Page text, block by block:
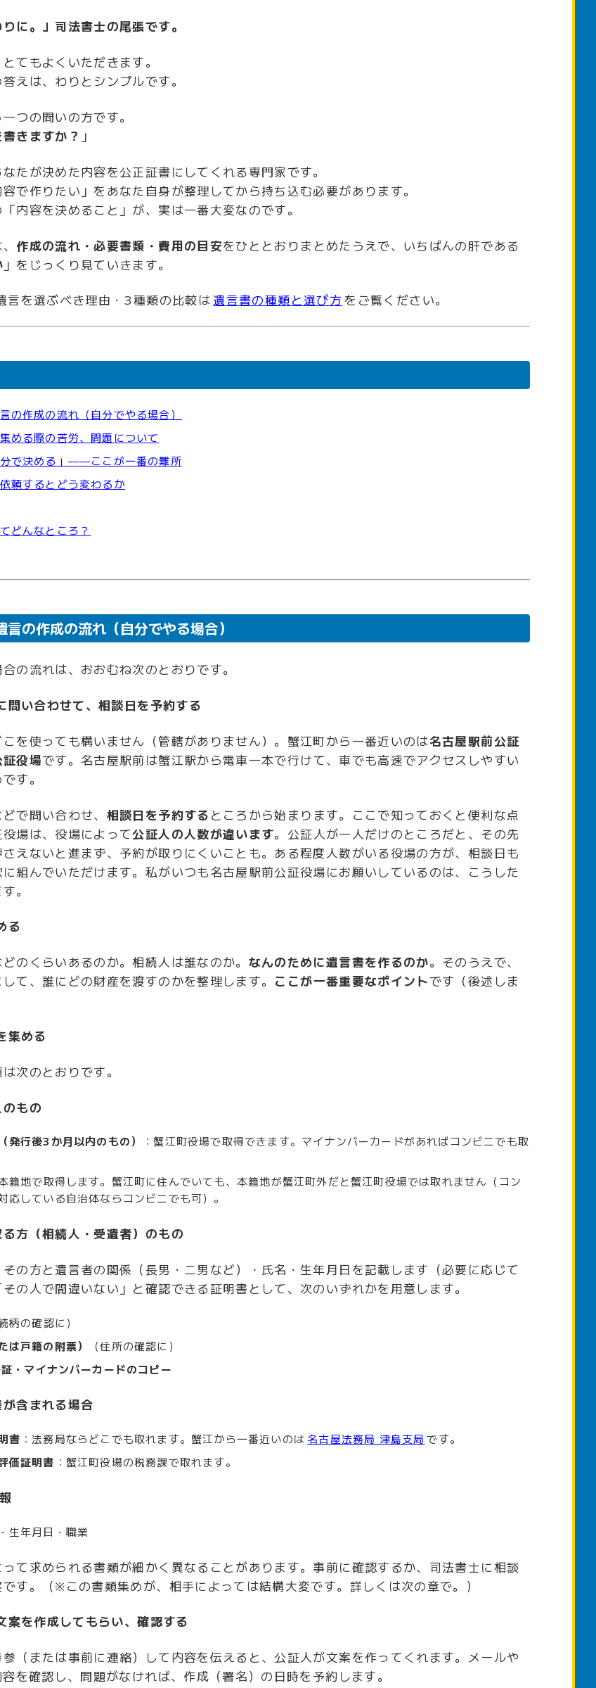
りに。」司法書士の尾張です。
てもよくいただきます。
えは、わりとシンプルです。
つの問いの方です。
きますか？ 」
たが決めた内容を公正証書にしてくれる専門家です。
容で作りたい」をあなた自身が整理してから持ち込む必要があります。
内容を決めること」が、実は一番大変なのです。
、作成の流れ・必要書類・費用の目安をひととおりまとめたうえで、いちばんの肝である
」をじっくり見ていきます。
言を選ぶべき理由・3種類の比較は遺言書の種類と選び方 をご覧ください。
の作成の流れ（自分でやる場合）
める際の苦労、問題について
分で決める」——ここが一番の難所
頼するとどう変わるか
どんなところ？
言の作成の流れ（自分でやる場合）
の流れは、おおむね次のとおりです。
問い合わせて、相談日を予約する
を使っても構いません（管轄がありません）。蟹江町から一番近いのは名古屋駅前公証
役場です。名古屋駅前は蟹江駅から電車一本で行けて、車でも高速でアクセスしやすい
す。
で問い合わせ、 相談日を予約する ところから始まります。ここで知っておくと便利な点
場は、役場によって公証人の人数が違います。公証人が一人だけのところだと、その先
えないと進まず、予約が取りにくいことも。ある程度人数がいる役場の方が、相談日も
組んでいただけます。私がいつも名古屋駅前公証役場にお願いしているのは、こうした
。
る
のくらいあるのか。相続人は誰なのか。 なんのために遺言書を作るのか。そのうえで、
て、誰にどの財産を渡すのかを整理します。 ここが一番重要なポイントです（後述しま
集める
次のとおりです。
もの
発行後3か月以内のもの）
：蟹江町役場で取得できます。マイナンバーカードがあればコンビニでも取
本籍地で取得します。蟹江町に住んでいても、本籍地が蟹江町外だと蟹江町役場では取れません（コン
応している自治体ならコンビニでも可）。
方（相続人・受遺者）のもの
の方と遺言者の関係（長男・二男など）・氏名・生年月日を記載します（必要に応じて
の人で間違いない」と確認できる証明書として、次のいずれかを用意します。
続柄の確認に）
は戸籍の附票）
（住所の確認に）
・マイナンバーカードのコピー
含まれる場合
書 ：法務局ならどこでも取れます。蟹江から一番近いのは 名古屋法務局 津島支局 です。
価証明書 ：蟹江町役場の税務課で取れます。
生年月日・職業
て求められる書類が細かく異なることがあります。事前に確認するか、司法書士に相談
す。（※この書類集めが、相手によっては結構大変です。詳しくは次の章で。）
案を作成してもらい、確認する
（または事前に連絡）して内容を伝えると、公証人が文案を作ってくれます。メールや
を確認し、問題がなければ、作成（署名）の日時を予約します。